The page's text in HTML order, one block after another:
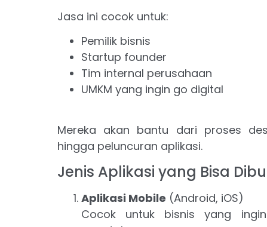
Jasa ini cocok untuk:
Pemilik bisnis
Startup founder
Tim internal perusahaan
UMKM yang ingin go digital
Mereka akan bantu dari proses
hingga peluncuran aplikasi.
Jenis Aplikasi yang Bisa
Aplikasi Mobile (Android, iOS)
Cocok untuk bisnis yang